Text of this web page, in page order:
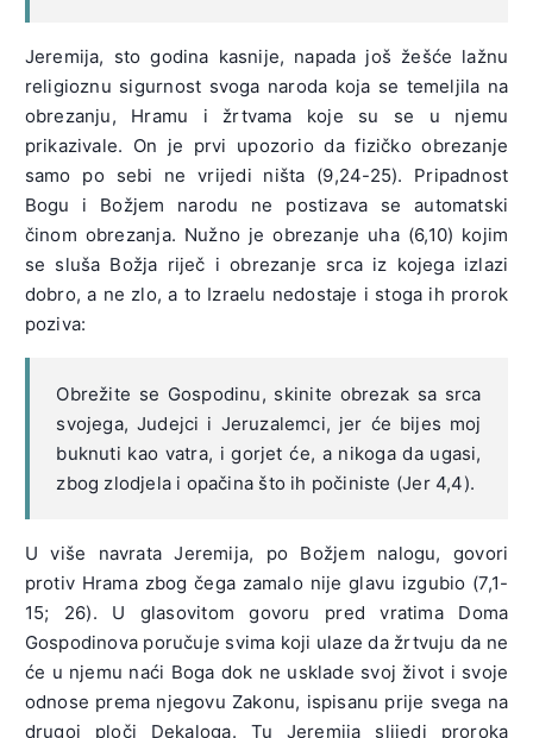
Jeremija, sto godina kasnije, napada još žešće lažnu
religioznu sigurnost svoga naroda koja se temeljila na
obrezanju, Hramu i žrtvama koje su se u njemu
prikazivale. On je prvi upozorio da fizičko obrezanje
samo po sebi ne vrijedi ništa (9,24-25). Pripadnost
Bogu i Božjem narodu ne postizava se automatski
činom obrezanja. Nužno je obrezanje uha (6,10) kojim
se sluša Božja riječ i obrezanje srca iz kojega izlazi
dobro, a ne zlo, a to Izraelu nedostaje i stoga ih prorok
poziva:
Obrežite se Gospodinu, skinite obrezak sa srca
svojega, Judejci i Jeruzalemci, jer će bijes moj
buknuti kao vatra, i gorjet će, a nikoga da ugasi,
zbog zlodjela i opačina što ih počiniste (Jer 4,4).
U više navrata Jeremija, po Božjem nalogu, govori
protiv Hrama zbog čega zamalo nije glavu izgubio (7,1-
15; 26). U glasovitom govoru pred vratima Doma
Gospodinova poručuje svima koji ulaze da žrtvuju da ne
će u njemu naći Boga dok ne usklade svoj život i svoje
odnose prema njegovu Zakonu, ispisanu prije svega na
drugoj ploči Dekaloga. Tu Jeremija slijedi proroka